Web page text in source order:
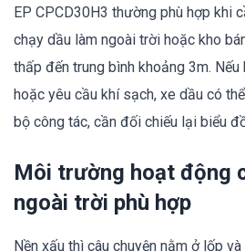
EP CPCD30H3 thường phù hợp khi
chạy dầu làm ngoài trời hoặc kho
thấp đến trung bình khoảng 3m.
hoặc yêu cầu khí sạch, xe dầu có
bộ công tác, cần đối chiếu lại biểu
Môi trường hoạt động
ngoài trời phù hợp
Nền xấu thì câu chuyện nằm ở lốp